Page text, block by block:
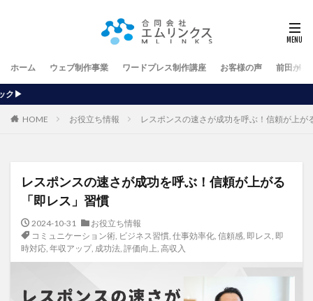
ホーム ウェブ制作事業 ワードプレス制作講座 お客様の声 前田が行
HOME お役立ち情報 レスポンスの速さが成功を呼ぶ！信頼が上が
レスポンスの速さが成功を呼ぶ！信頼が上がる
「即レス」習慣
2024-10-31
お役立ち情報
コミュニケーション術, ビジネス習慣, 仕事効率化, 信頼感, 即レス, 即
時対応, 年収アップ, 成功法, 評価向上, 高収入